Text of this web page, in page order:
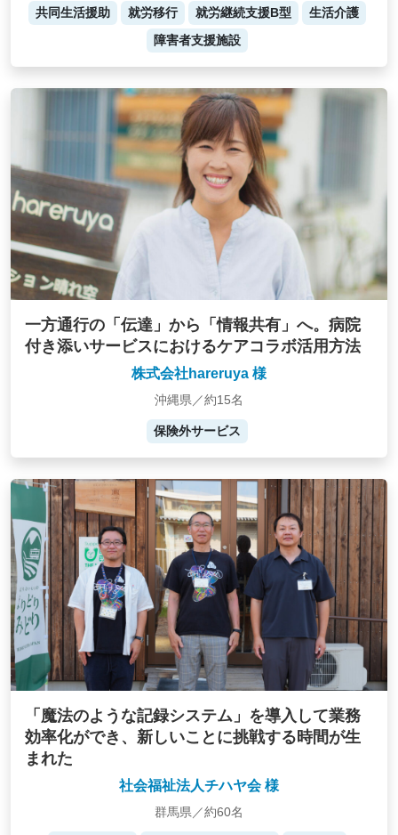
共同生活援助 就労移行 就労継続支援B型
生活介護
障害者支援施設
一方通行の「伝達」から「情報共有」へ。病院
付き添いサービスにおけるケアコラボ活用方法
株式会社hareruya 様
沖縄県／約15名
保険外サービス
「魔法のような記録システム」を導入して業務
効率化ができ、新しいことに挑戦する時間が生
まれた
社会福祉法人チハヤ会 様
群馬県／約60名